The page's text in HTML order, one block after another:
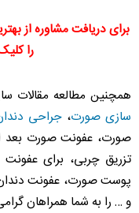
برای دریافت مشاوره از
را
همچنین مطالعه مقالات
سازی صورت،جراحی
صورت، عفونت صورت بعد
تزریق چربی، برای
پوست صورت، عفونت
و … را به شما همراهان